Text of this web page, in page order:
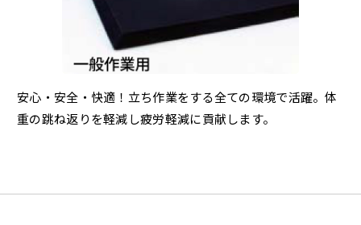
安心・安全・快適！立ち作業をする全ての環境で活躍。体
重の跳ね返りを軽減し疲労軽減に貢献します。